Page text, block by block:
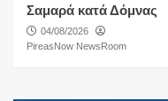
Σαμαρά κατά Δόμνας
04/08/2026
PireasNow NewsRoom